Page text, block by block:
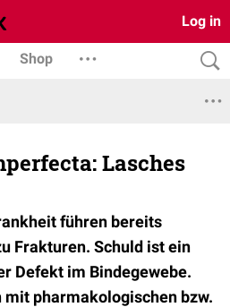
Log in
Shop
Lasches
führen bereits
Frakturen. Schuld ist ein
Defekt im Bindegewebe.
mit pharmakologischen bzw.